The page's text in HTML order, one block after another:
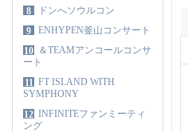
8
ドンへソウルコン
9
ENHYPEN釜山コンサート
10 ＆TEAMアンコールコンサ
ート
11 FT ISLAND WITH
SYMPHONY
12 INFINITEファンミーティ
ング